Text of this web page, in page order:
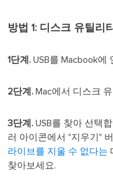
방법 1: 디스크 유틸리
1단계. USB를 Macbook에
2단계. Mac에서 디스크
3단계. USB를 찾아 선택
러 아이콘에서 "지우기"
라이브를 지울 수 없다는
찾아보세요.